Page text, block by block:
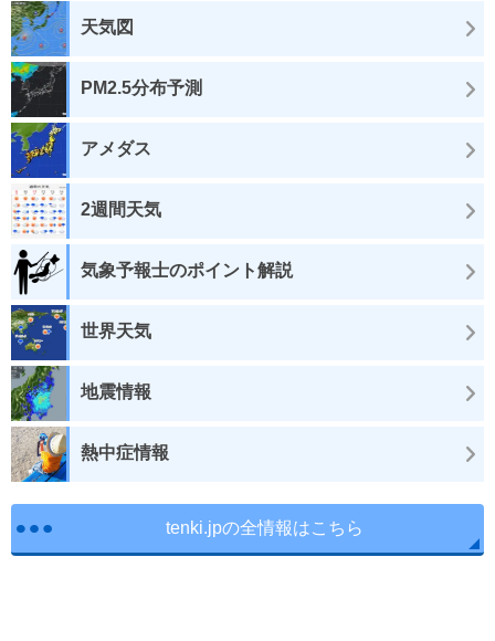
天気図
PM2.5分布予測
アメダス
2週間天気
気象予報士のポイント解説
世界天気
地震情報
熱中症情報
tenki.jpの全情報はこちら